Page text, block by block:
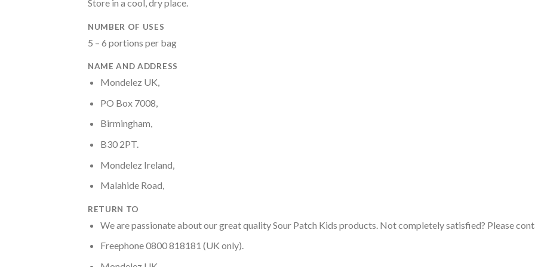
Store in a cool, dry place.
NUMBER OF USES
5 – 6 portions per bag
NAME AND ADDRESS
Mondelez UK,
PO Box 7008,
Birmingham,
B30 2PT.
Mondelez Ireland,
Malahide Road,
RETURN TO
We are passionate about our great quality Sour Patch Kids products. Not completely satisfied? Please
Freephone 0800 818181 (UK only).